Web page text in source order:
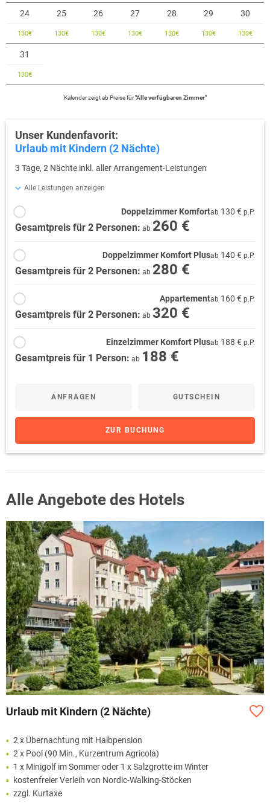
24
130€
25
130€
26
130€
27
130€
28
130€
29
130€
30
130€
31
130€
Kalender zeigtab Preise für"Alle verfügbaren Zimmer"
Unser Kundenfavorit:
Urlaub mit Kindern (2 Nächte)
3 Tage, 2 Nächte inkl. aller Arrangement-Leistungen
Alle Leistungen anzeigen
Doppelzimmer Komfortab 130 € p.P.
Gesamtpreis für 2 Personen: ab 260 €
Doppelzimmer Komfort Plusab 140 € p.P.
Gesamtpreis für 2 Personen: ab 280 €
Appartementab 160 € p.P.
Gesamtpreis für 2 Personen: ab 320 €
Einzelzimmer Komfort Plusab 188 € p.P.
Gesamtpreis für 1 Person: ab 188 €
ANFRAGEN GUTSCHEIN
ZUR BUCHUNG
Alle Angebote des Hotels
Urlaub mit Kindern (2 Nächte)
2 x Übernachtung mit Halbpension
2 x Pool (90 Min., Kurzentrum Agricola)
1 x Minigolf im Sommer oder 1 x Salzgrotte im Winter
kostenfreier Verleih von Nordic-Walking-Stöcken
zzgl. Kurtaxe